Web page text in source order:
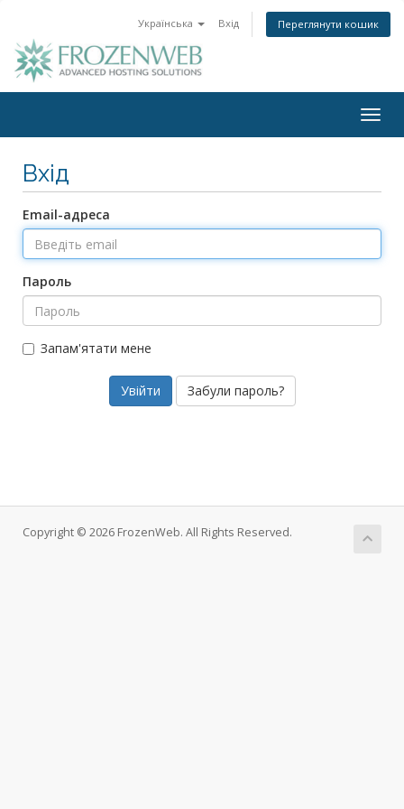
Українська Вхід Переглянути кошик
Вхід
Email-адреса
Пароль
Запам'ятати мене
Забули пароль?
Copyright © 2026 FrozenWeb. All Rights Reserved.